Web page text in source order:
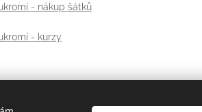
- nákup šátků
- kurzy